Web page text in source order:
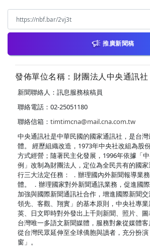
推廣新聞稿
發佈單位名稱：財團法人中央通訊社
新聞聯絡人：訊息服務核稿員
聯絡電話：02-25051180
聯絡信箱： timtimcna@mail.cna.com.tw
中央通訊社是中華民國的國家通訊社，是台
體。 經歷組織改造，1973年中央社改組為股
方式經營；隨著民主化發展，1996年依據「
例」改制為財團法人，定位為全民共有的國
行三大法定任務： ．辦理國內外新聞報導業
體。 ．辦理國家對外新聞通訊業務，促進國
加強與國際新聞通訊社合作，增進國際新聞交
領先、客觀、翔實」的基本原則，中央社專業
英、日文即時對外發出上千則新聞、照片、
台灣唯一多語文新聞媒體，服務對象從媒體客
從台灣民眾延伸至全球僑胞與讀者，充分扮
窗」。